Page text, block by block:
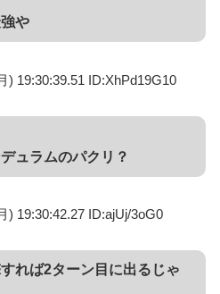
や
) 19:30:39.51 ID:XhPd19G10
ュラムのパクリ？
) 19:30:42.27 ID:ajUj/3oG0
れば2ターン目に出るじゃ